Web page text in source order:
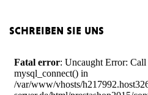
schreiben sie uns